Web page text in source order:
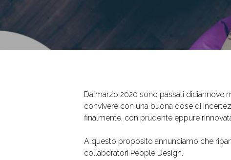
Da marzo 2020 sono passati diciannove
convivere con una buona dose di
finalmente, con prudente eppure
A questo proposito annunciamo che
collaboratori People Design.